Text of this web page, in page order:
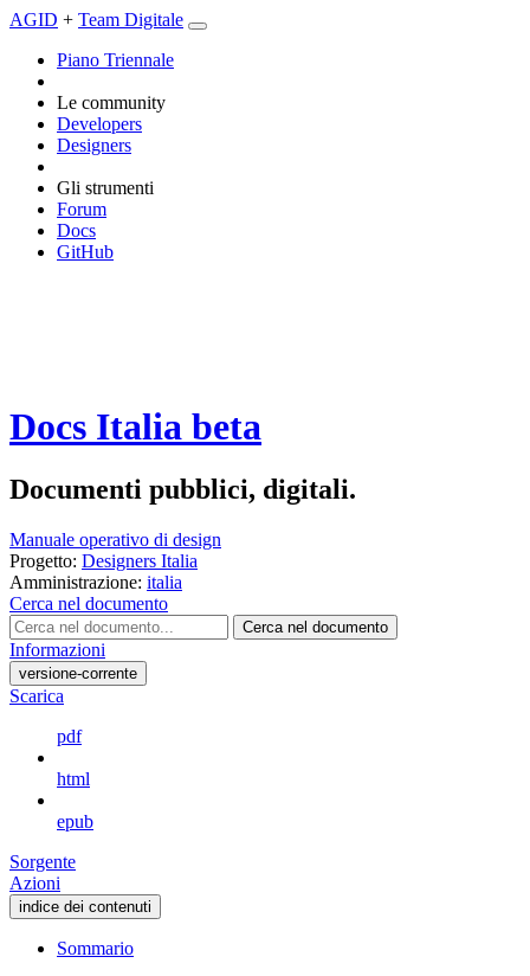
AGID + Team Digitale
Piano Triennale
Le community
Developers
Designers
Gli strumenti
Forum
Docs
GitHub
Docs Italia beta
Documenti pubblici, digitali.
Manuale operativo di design
Progetto: Designers Italia
Amministrazione: italia
Cerca nel documento
Cerca nel documento
Informazioni
versione-corrente
Scarica
pdf
html
epub
Sorgente
Azioni
indice dei contenuti
Sommario